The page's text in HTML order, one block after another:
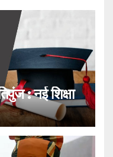
: नई शिक्षा